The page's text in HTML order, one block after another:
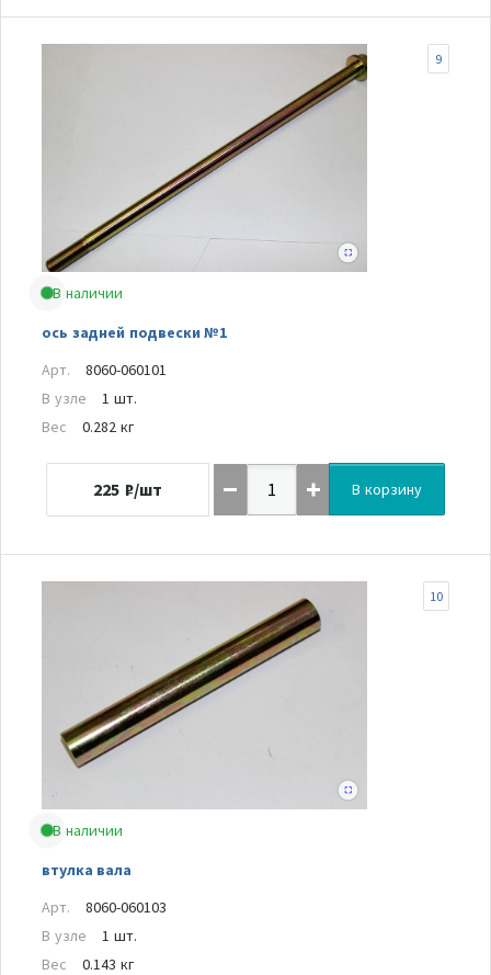
В наличии
ось задней подвески №1
9
Арт.
8060-060101
В узле
1 шт.
Вес
0.282 кг
225 ₽/шт В корзину
В наличии
втулка вала
10
Арт.
8060-060103
В узле
1 шт.
Вес
0.143 кг